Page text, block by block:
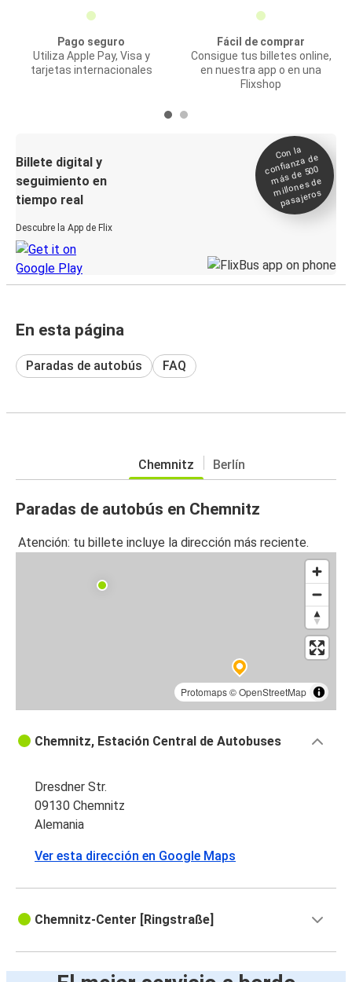
Pago seguro
Utiliza Apple Pay, Visa y
tarjetas internacionales
Fácil de comprar
Consigue tus billetes online,
en nuestra app o en una
Flixshop
Billete digital y
seguimiento en
tiempo real
Descubre la App de Flix
Con la
confianza de
más de 500
millones de
pasajeros
En esta página
Paradas de autobús FAQ
Chemnitz Berlín
Paradas de autobús en Chemnitz
Atención: tu billete incluye la dirección más reciente.
Protomaps©OpenStreetMap
Chemnitz, Estación Central de Autobuses
Dresdner Str.
09130 Chemnitz
Alemania
Ver esta dirección en Google Maps
Chemnitz-Center [Ringstraße]